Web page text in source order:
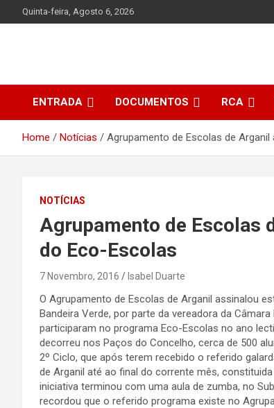
to
Quinta-feira, Agosto 6, 2026
ENTRADA DOCUMENTOS RCA
Home Notícias Agrupamento de Escolas de
NOTÍCIAS
Agrupamento de Escolas
do Eco-Escolas
7 Novembro, 2016 Isabel Duarte
O Agrupamento de Escolas de Arganil assinalou
Bandeira Verde, por parte da vereadora da
participaram no programa Eco-Escolas no ano
decorreu nos Paços do Concelho, cerca de 500
2º Ciclo, que após terem recebido o referido
de Arganil até ao final do corrente mês,
iniciativa terminou com uma aula de zumba, no
recordou que o referido programa existe no